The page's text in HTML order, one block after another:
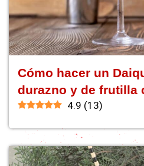
Cómo hacer un
durazno y de frutilla
4.9 (13)